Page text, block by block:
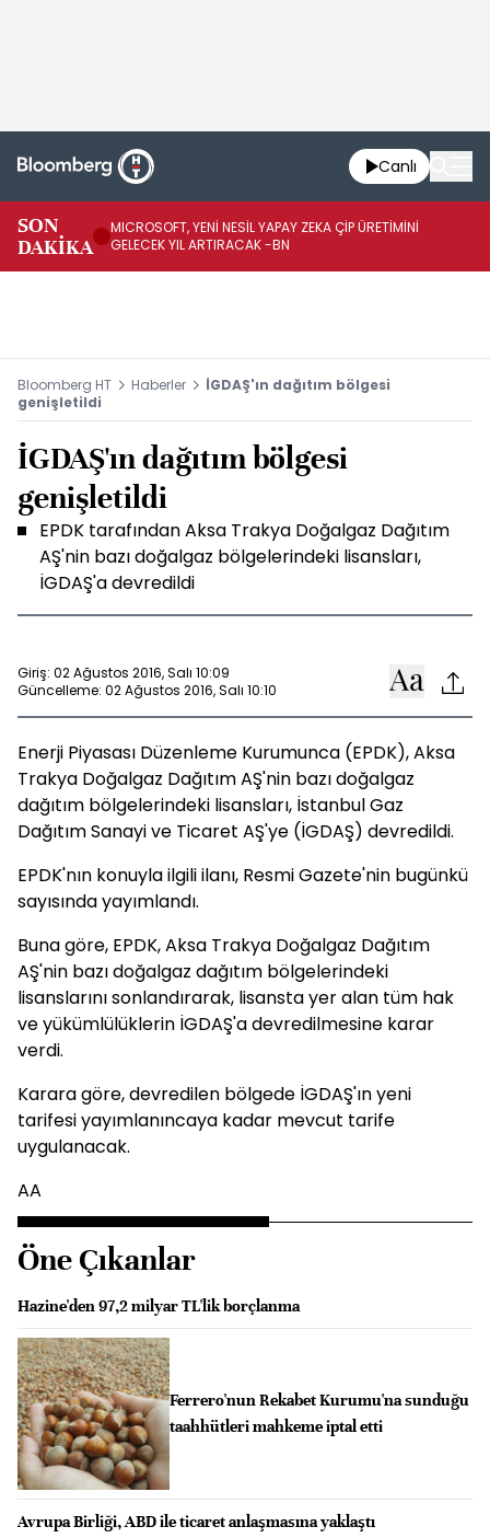
Canlı
SON
DAKİKA
MICROSOFT, YENİ NESİL YAPAY ZEKA ÇİP ÜRETİMİNİ
GELECEK YIL ARTIRACAK -BN
Bloomberg HT Haberler
İGDAŞ'ın dağıtım bölgesi
genişletildi
İGDAŞ'ın dağıtım bölgesi
genişletildi
EPDK tarafından Aksa Trakya Doğalgaz Dağıtım
AŞ'nin bazı doğalgaz bölgelerindeki lisansları,
İGDAŞ'a devredildi
Giriş: 02 Ağustos 2016, Salı 10:09
Güncelleme: 02 Ağustos 2016, Salı 10:10
Enerji Piyasası Düzenleme Kurumunca (EPDK), Aksa
Trakya Doğalgaz Dağıtım AŞ'nin bazı doğalgaz
dağıtım bölgelerindeki lisansları, İstanbul Gaz
Dağıtım Sanayi ve Ticaret AŞ'ye (İGDAŞ) devredildi.
EPDK'nın konuyla ilgili ilanı, Resmi Gazete'nin bugünkü
sayısında yayımlandı.
Buna göre, EPDK, Aksa Trakya Doğalgaz Dağıtım
AŞ'nin bazı doğalgaz dağıtım bölgelerindeki
lisanslarını sonlandırarak, lisansta yer alan tüm hak
ve yükümlülüklerin İGDAŞ'a devredilmesine karar
verdi.
Karara göre, devredilen bölgede İGDAŞ'ın yeni
tarifesi yayımlanıncaya kadar mevcut tarife
uygulanacak.
AA
Öne Çıkanlar
Hazine'den 97,2 milyar TL'lik borçlanma
Ferrero'nun Rekabet Kurumu'na sunduğu
taahhütleri mahkeme iptal etti
Avrupa Birliği, ABD ile ticaret anlaşmasına yaklaştı